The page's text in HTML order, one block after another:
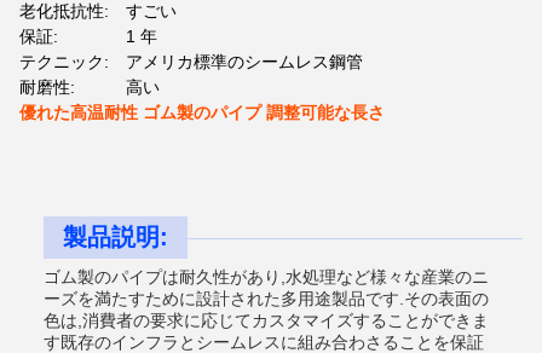
老化抵抗性:
すごい
保証:
1 年
テクニック:
アメリカ標準のシームレス鋼管
耐磨性:
高い
優れた高温耐性 ゴム製のパイプ 調整可能な長さ
製品説明:
ゴム製のパイプは耐久性があり,水処理など様々な産業のニ
ーズを満たすために設計された多用途製品です.その表面の
色は,消費者の要求に応じてカスタマイズすることができま
す既存のインフラとシームレスに組み合わさることを保証